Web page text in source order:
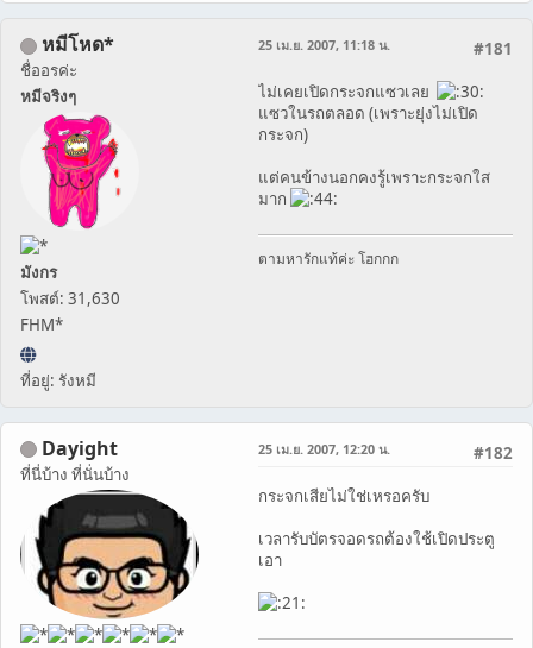
หมีโหด*
ชื่ออรค่ะ
หมีจริงๆ
มังกร
โพสต์: 31,630
FHM*
ที่อยู่: รังหมี
#181
25 เม.ย. 2007, 11:18 น.
ไม่เคยเปิดกระจกแซวเลย
แซวในรถตลอด (เพราะยุ่งไม่เปิด
กระจก)
แต่คนข้างนอกคงรู้เพราะกระจกใส
มาก
ตามหารักแท้ค่ะ โฮกกก
Dayight
ที่นี่บ้าง ที่นั่นบ้าง
#182
25 เม.ย. 2007, 12:20 น.
กระจกเสียไม่ใช่เหรอครับ
เวลารับบัตรจอดรถต้องใช้เปิดประตู
เอา